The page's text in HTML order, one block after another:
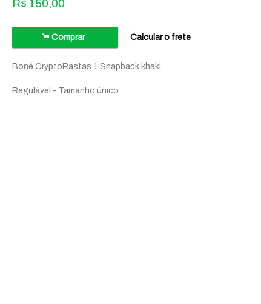
R$ 150,00
. Comprar Calcular o frete
Boné CryptoRastas 1 Snapback khaki
Regulável - Tamanho único